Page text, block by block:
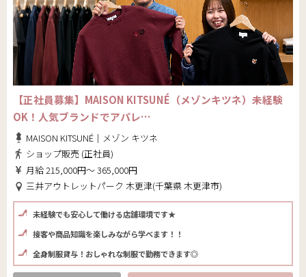
【正社員募集】MAISON KITSUNÉ（メゾンキツネ）未経験
OK！人気ブランドでアパレ…
MAISON KITSUNÉ｜メゾン キツネ
ショップ販売 (正社員)
月給 215,000円～ 365,000円
三井アウトレットパーク 木更津(千葉県 木更津市)
未経験でも安心して働ける店舗環境です★
接客や商品知識を楽しみながら学べます！！
全身制服貸与！おしゃれな制服で勤務できます◎